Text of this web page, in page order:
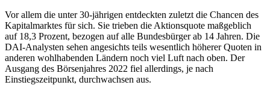
Vor allem die unter 30-jährigen entdeckten zuletzt die Chancen des
Kapitalmarktes für sich. Sie trieben die Aktionsquote maßgeblich
auf 18,3 Prozent, bezogen auf alle Bundesbürger ab 14 Jahren. Die
DAI-Analysten sehen angesichts teils wesentlich höherer Quoten in
anderen wohlhabenden Ländern noch viel Luft nach oben. Der
Ausgang des Börsenjahres 2022 fiel allerdings, je nach
Einstiegszeitpunkt, durchwachsen aus.